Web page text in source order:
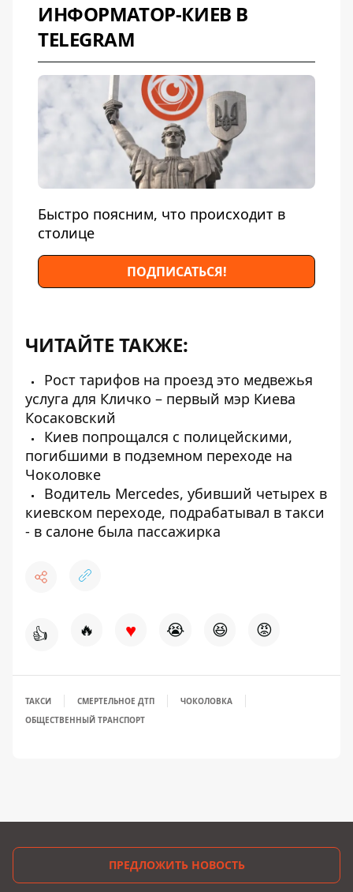
ИНФОРМАТОР-КИЕВ В
TELEGRAM
Быстро поясним, что происходит в
столице
ПОДПИСАТЬСЯ!
ЧИТАЙТЕ ТАКЖЕ:
Рост тарифов на проезд это медвежья
услуга для Кличко – первый мэр Киева
Косаковский
Киев попрощался с полицейскими,
погибшими в подземном переходе на
Чоколовке
Водитель Mercedes, убивший четырех в
киевском переходе, подрабатывал в такси
- в салоне была пассажирка
👍 🔥 ♥ 😭 😆 😡
ТАКСИ СМЕРТЕЛЬНОЕ ДТП
ЧОКОЛОВКА
ОБЩЕСТВЕННЫЙ ТРАНСПОРТ
ПРЕДЛОЖИТЬ НОВОСТЬ